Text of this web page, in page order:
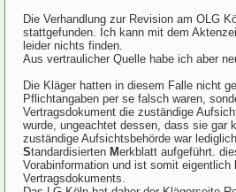
Die Verhandlung zur Revision am OLG
stattgefunden. Ich kann mit dem
leider nichts finden.
Aus vertraulicher Quelle habe ich aber
Die Kläger hatten in diesem Falle nicht
Pflichtangaben per se falsch waren,
Vertragsdokument die zuständige
wurde, ungeachtet dessen, dass sie gar
zuständige Aufsichtsbehörde war
Standardisierten Merkblatt aufgeführt.
Vorabinformation und ist somit eigentlich
Vertragsdokuments.